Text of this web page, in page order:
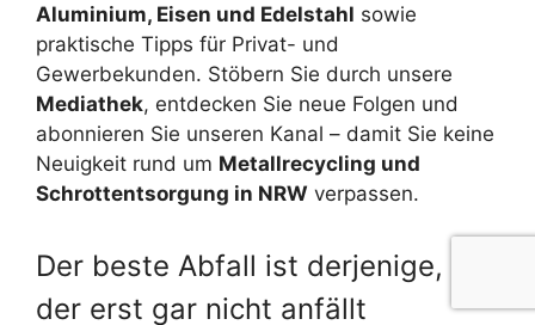
Aluminium, Eisen und Edelstahl sowie
praktische Tipps für Privat- und
Gewerbekunden. Stöbern Sie durch unsere
Mediathek, entdecken Sie neue Folgen und
abonnieren Sie unseren Kanal – damit Sie keine
Neuigkeit rund um Metallrecycling und
Schrottentsorgung in NRW verpassen.
Der beste Abfall ist derjenige,
der erst gar nicht anfällt